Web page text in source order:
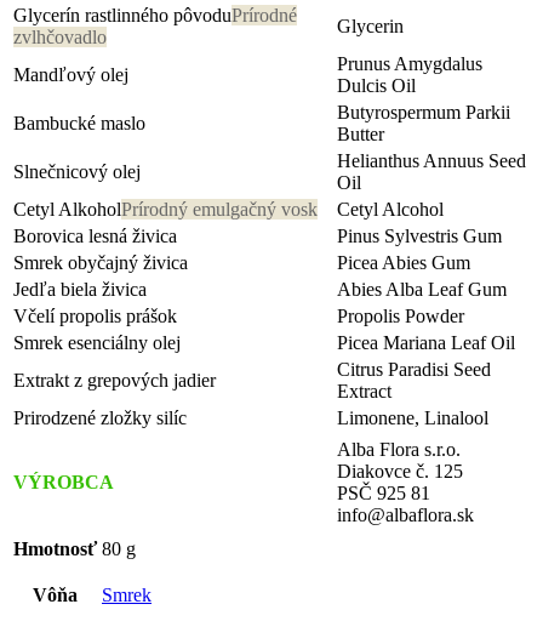
Glycerín rastlinného pôvoduPrírodné
zvlhčovadlo
Glycerin
Mandľový olej
Prunus Amygdalus
Dulcis Oil
Bambucké maslo
Butyrospermum Parkii
Butter
Slnečnicový olej
Helianthus Annuus Seed
Oil
Cetyl AlkoholPrírodný emulgačný vosk
Cetyl Alcohol
Borovica lesná živica
Pinus Sylvestris Gum
Smrek obyčajný živica
Picea Abies Gum
Jedľa biela živica
Abies Alba Leaf Gum
Včelí propolis prášok
Propolis Powder
Smrek esenciálny olej
Picea Mariana Leaf Oil
Extrakt z grepových jadier
Citrus Paradisi Seed
Extract
Prirodzené zložky silíc
Limonene, Linalool
VÝROBCA
Alba Flora s.r.o.
Diakovce č. 125
PSČ 925 81
info@albaflora.sk
Hmotnosť 80 g
Vôňa Smrek